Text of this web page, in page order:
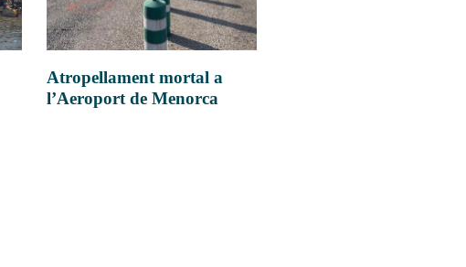
Atropellament mortal a
l’Aeroport de Menorca